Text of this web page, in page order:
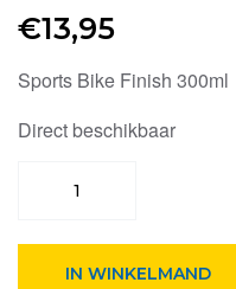
€13,95
Sports Bike Finish 300ml
Direct beschikbaar
Finish
IN WINKELMAND